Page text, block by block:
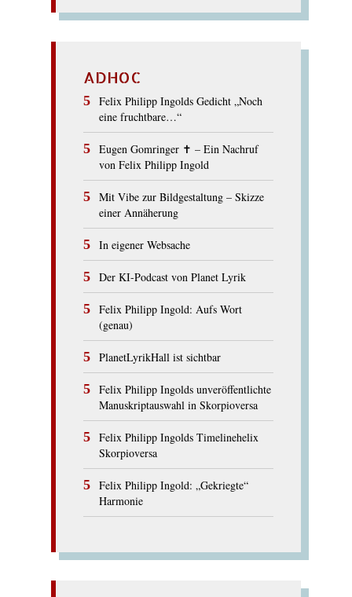
ADHOC
Felix Philipp Ingolds Gedicht „Noch
eine fruchtbare…“
Eugen Gomringer ✝︎ – Ein Nachruf
von Felix Philipp Ingold
Mit Vibe zur Bildgestaltung – Skizze
einer Annäherung
In eigener Websache
Der KI-Podcast von Planet Lyrik
Felix Philipp Ingold: Aufs Wort
(genau)
PlanetLyrikHall ist sichtbar
Felix Philipp Ingolds unveröffentlichte
Manuskriptauswahl in Skorpioversa
Felix Philipp Ingolds Timelinehelix
Skorpioversa
Felix Philipp Ingold: „Gekriegte“
Harmonie